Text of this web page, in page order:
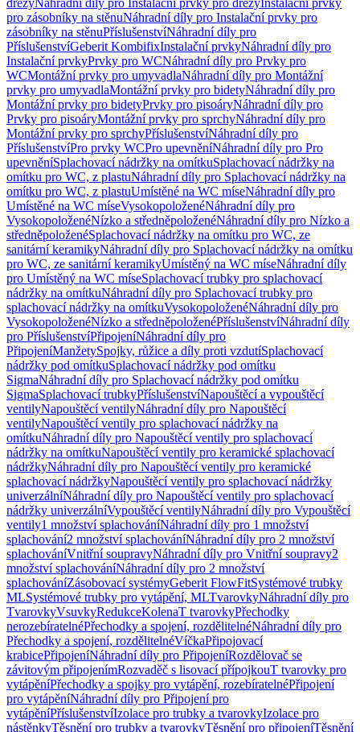
dřezyNáhradní díly pro Instalační prvky pro dřezyInstalační prvky
pro zásobníky na stěnuNáhradní díly pro Instalační prvky pro
zásobníky na stěnuPříslušenstvíNáhradní díly pro
PříslušenstvíGeberit KombifixInstalační prvkyNáhradní díly pro
Instalační prvkyPrvky pro WCNáhradní díly pro Prvky pro
WCMontážní prvky pro umyvadlaNáhradní díly pro Montážní
prvky pro umyvadlaMontážní prvky pro bidetyNáhradní díly pro
Montážní prvky pro bidetyPrvky pro pisoáryNáhradní díly pro
Prvky pro pisoáryMontážní prvky pro sprchyNáhradní díly pro
Montážní prvky pro sprchyPříslušenstvíNáhradní díly pro
PříslušenstvíPro prvky WCPro upevněníNáhradní díly pro Pro
upevněníSplachovací nádržky na omítkuSplachovací nádržky na
omítku pro WC, z plastuNáhradní díly pro Splachovací nádržky na
omítku pro WC, z plastuUmístěné na WC míseNáhradní díly pro
Umístěné na WC míseVysokopoloženéNáhradní díly pro
VysokopoloženéNízko a středněpoloženéNáhradní díly pro Nízko a
středněpoloženéSplachovací nádržky na omítku pro WC, ze
sanitární keramikyNáhradní díly pro Splachovací nádržky na omítku
pro WC, ze sanitární keramikyUmístěný na WC míseNáhradní díly
pro Umístěný na WC míseSplachovací trubky pro splachovací
nádržky na omítkuNáhradní díly pro Splachovací trubky pro
splachovací nádržky na omítkuVysokopoloženéNáhradní díly pro
VysokopoloženéNízko a středněpoloženéPříslušenstvíNáhradní díly
pro PříslušenstvíPřipojeníNáhradní díly pro
PřipojeníManžetySpojky, růžice a díly proti vzdutíSplachovací
nádržky pod omítkuSplachovací nádržky pod omítku
SigmaNáhradní díly pro Splachovací nádržky pod omítku
SigmaSplachovací trubkyPříslušenstvíNapouštěcí a vypouštěcí
ventilyNapouštěcí ventilyNáhradní díly pro Napouštěcí
ventilyNapouštěcí ventily pro splachovací nádržky na
omítkuNáhradní díly pro Napouštěcí ventily pro splachovací
nádržky na omítkuNapouštěcí ventily pro keramické splachovací
nádržkyNáhradní díly pro Napouštěcí ventily pro keramické
splachovací nádržkyNapouštěcí ventily pro splachovací nádržky
univerzálníNáhradní díly pro Napouštěcí ventily pro splachovací
nádržky univerzálníVypouštěcí ventilyNáhradní díly pro Vypouštěcí
ventily1 množství splachováníNáhradní díly pro 1 množství
splachování2 množství splachováníNáhradní díly pro 2 množství
splachováníVnitřní soupravyNáhradní díly pro Vnitřní soupravy2
množství splachováníNáhradní díly pro 2 množství
splachováníZásobovací systémyGeberit FlowFitSystémové trubky
MLSystémové trubky pro vytápění, MLTvarovkyNáhradní díly pro
TvarovkyVsuvkyRedukceKolenaT tvarovkyPřechodky
nerozebíratelnéPřechodky a spojení, rozdělitelnéNáhradní díly pro
Přechodky a spojení, rozdělitelnéVíčkaPřipojovací
krabicePřipojeníNáhradní díly pro PřipojeníRozdělovač se
závitovým připojenímRozvaděč s lisovací přípojkouT tvarovky pro
vytápěníPřechodky a spojky pro vytápění, rozebíratelnéPřipojení
pro vytápěníNáhradní díly pro Připojení pro
vytápěníPříslušenstvíIzolace pro trubky a tvarovkyIzolace pro
nástěnkyTěsnění pro trubky a tvarovkyTěsnění pro připojeníTěsnění